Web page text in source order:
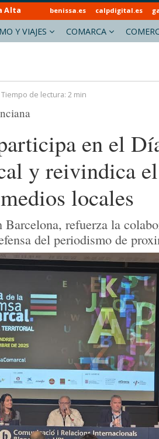
Alta benissa.es calpdigital.es
Y VIAJES COMARCA
Tiempo de lectura: 2 min
en el
y reivindica
locales
refuerza la
del periodismo de